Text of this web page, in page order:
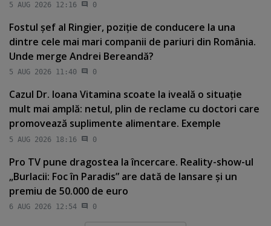
5 AUG 2026 12:16 0
Fostul şef al Ringier, poziţie de conducere la una
dintre cele mai mari companii de pariuri din România.
Unde merge Andrei Bereandă?
5 AUG 2026 11:40 0
Cazul Dr. Ioana Vitamina scoate la iveală o situaţie
mult mai amplă: netul, plin de reclame cu doctori care
promovează suplimente alimentare. Exemple
5 AUG 2026 18:16 0
Pro TV pune dragostea la încercare. Reality-show-ul
„Burlacii: Foc în Paradis” are dată de lansare şi un
premiu de 50.000 de euro
6 AUG 2026 12:54 0